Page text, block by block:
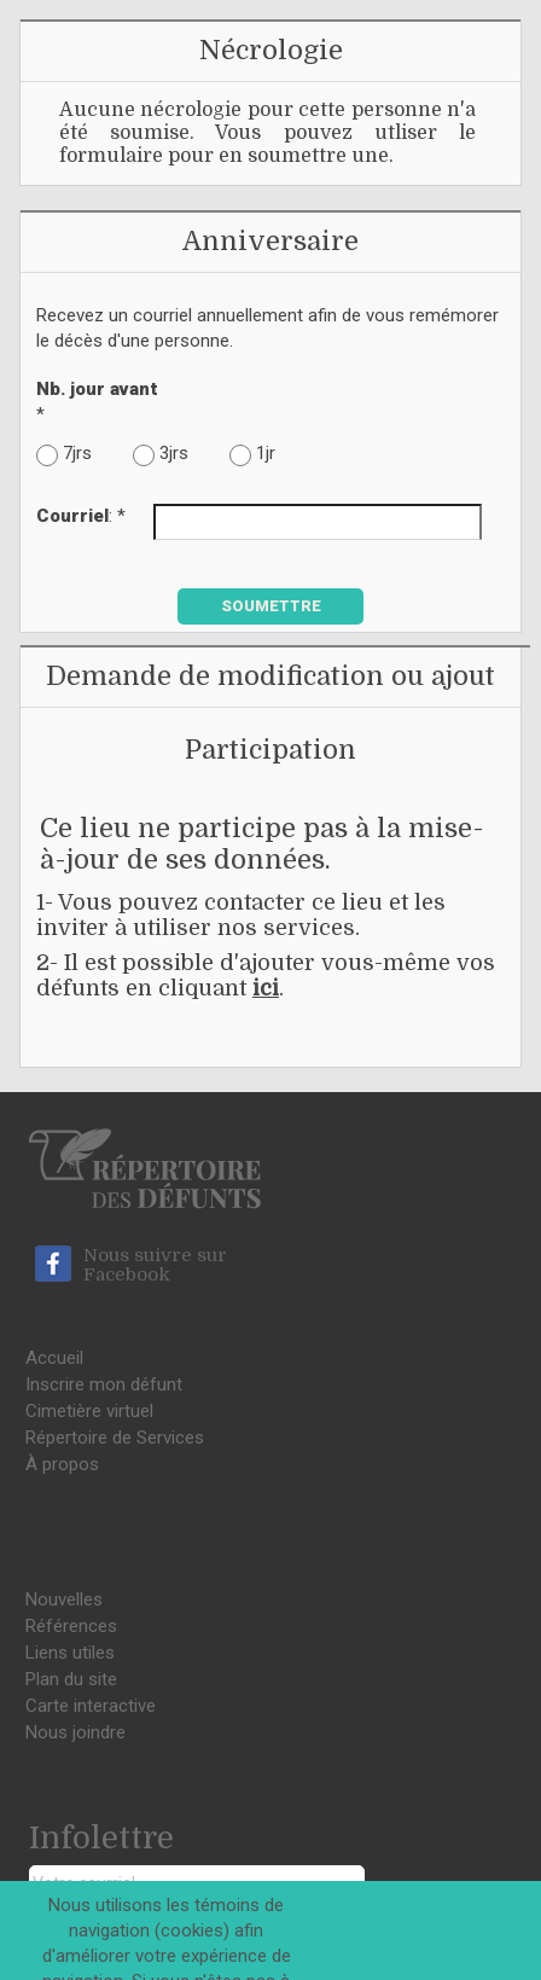
Nécrologie
Aucune nécrologie pour cette personne n'a
été soumise. Vous pouvez utliser le
formulaire pour en soumettre une.
Anniversaire
Recevez un courriel annuellement afin de vous remémorer
le décès d'une personne.
Nb. jour avant
*
7jrs
3jrs 1jr
Courriel: *
SOUMETTRE
Demande de modification ou ajout
Participation
Ce lieu ne participe pas à la mise-
à-jour de ses données.
1- Vous pouvez contacter ce lieu et les
inviter à utiliser nos services.
2- Il est possible d'ajouter vous-même vos
défunts en cliquant ici.
Nous suivre sur
Facebook
Accueil
Inscrire mon défunt
Cimetière virtuel
Répertoire de Services
À propos
Nouvelles
Références
Liens utiles
Plan du site
Carte interactive
Nous joindre
Infolettre
S'INSCRIRE
Nous utilisons les témoins de
navigation (cookies) afin
d'améliorer votre expérience de